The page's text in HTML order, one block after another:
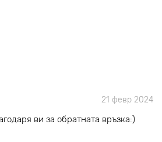
21 февр 2024
ви за обратната връзка:)